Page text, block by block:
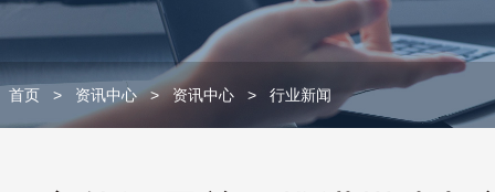
首页 > 资讯中心 > 资讯中心 > 行业新闻